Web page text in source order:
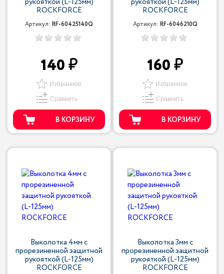
ROCKFORCE
Артикул: RF-60425140Q
140
Избранное
Сравнить
В КОРЗИНУ
ROCKFORCE
Артикул: RF-6046210Q
160
Избранное
Сравнить
В КОРЗИНУ
Выколотка 4мм c
прорезиненной защитной
рукояткой (L-125мм)
ROCKFORCE
Выколотка 3мм c
прорезиненной защитной
рукояткой (L-125мм)
ROCKFORCE